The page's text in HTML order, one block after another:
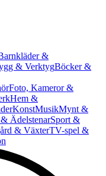
&
& VerktygBöcker &
Foto, Kameror &
Hem &
KonstMusikMynt &
ÄdelstenarSport &
& VäxterTV-spel &